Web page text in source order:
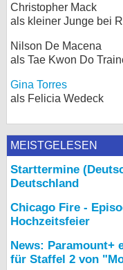
Christopher Mack
als kleiner Junge bei
Nilson De Macena
als Tae Kwon Do
Gina Torres
als Felicia Wedeck
MEISTGELESEN
Starttermine
Deutschland
Chicago Fire -
Hochzeitsfeier
News: Paramount+
für Staffel 2 von